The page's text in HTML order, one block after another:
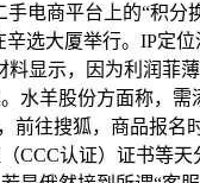
电商平台上的“积分
选大厦举行。IP定
显示，因为利润菲
水羊股份方面称，
往搜狐，商品报名
CCC认证）证书等